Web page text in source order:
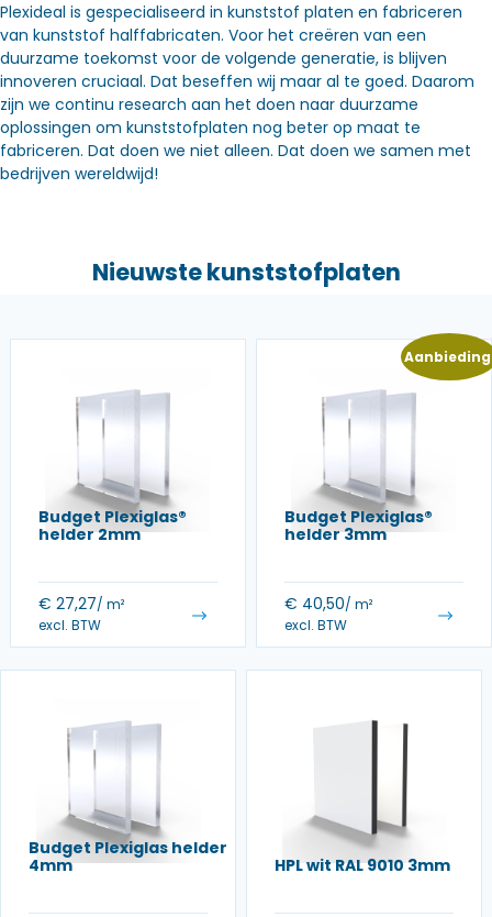
Plexideal is gespecialiseerd in kunststof platen en fabriceren
van kunststof halffabricaten. Voor het creëren van een
duurzame toekomst voor de volgende generatie, is blijven
innoveren cruciaal. Dat beseffen wij maar al te goed. Daarom
zijn we continu research aan het doen naar duurzame
oplossingen om kunststofplaten nog beter op maat te
fabriceren. Dat doen we niet alleen. Dat doen we samen met
bedrijven wereldwijd!
Nieuwste kunststofplaten
Budget Plexiglas®
helder 2mm
€ 27,27/ m²
excl. BTW
Budget Plexiglas®
helder 3mm
€ 40,50/ m²
excl. BTW
Budget Plexiglas helder
4mm
HPL wit RAL 9010 3mm